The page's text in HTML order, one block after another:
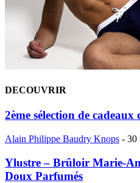
DECOUVRIR
2ème sélection de cadeaux
Alain Philippe Baudry Knops - 30
Ylustre – Brûloir Marie-
Doux Parfumés